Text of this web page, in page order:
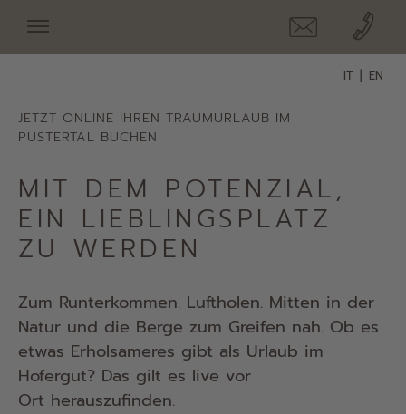
IT EN
JETZT ONLINE IHREN TRAUMURLAUB IM
PUSTERTAL BUCHEN
MIT DEM POTENZIAL,
EIN LIEBLINGSPLATZ
ZU WERDEN
Zum Runterkommen. Luftholen. Mitten in der
Natur und die Berge zum Greifen nah. Ob es
etwas Erholsameres gibt als Urlaub im
Hofergut? Das gilt es live vor
Ort herauszufinden.